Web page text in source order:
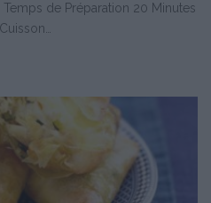
de Préparation 20 Minutes